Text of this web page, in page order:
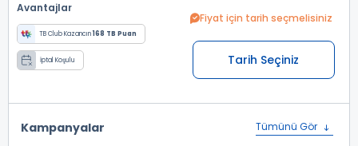
Avantajlar
TB Club Kazancın168 TB Puan
İptal Koşulu
Fiyat için tarih seçmelisiniz
Tarih Seçiniz
Kampanyalar Tümünü Gör